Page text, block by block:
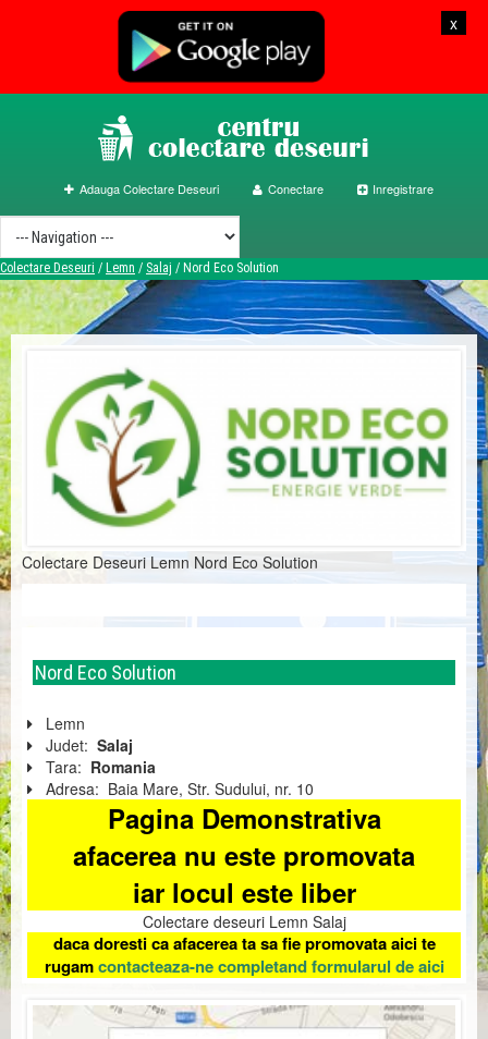
x
Adauga Colectare Deseuri Conectare Inregistrare
Colectare Deseuri / Lemn / Salaj / Nord Eco Solution
Colectare Deseuri Lemn Nord Eco Solution
Nord Eco Solution
Lemn
Judet: Salaj
Tara: Romania
Adresa: Baia Mare, Str. Sudului, nr. 10
Pagina Demonstrativa
afacerea nu este promovata
iar locul este liber
Colectare deseuri Lemn Salaj
daca doresti ca afacerea ta sa fie promovata aici te
rugamcontacteaza-ne completand formularul de aici